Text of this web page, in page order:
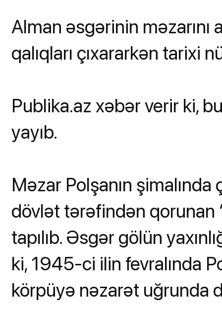
Alman əsgərinin məzarını
qalıqları çıxararkən tarixi
Publika.az xəbər verir ki,
yayıb.
Məzar Polşanın
dövlət tərəfindən qorunan
tapılıb. Əsgər gölün
ki, 1945-ci ilin fevralında
körpüyə nəzarət uğrunda